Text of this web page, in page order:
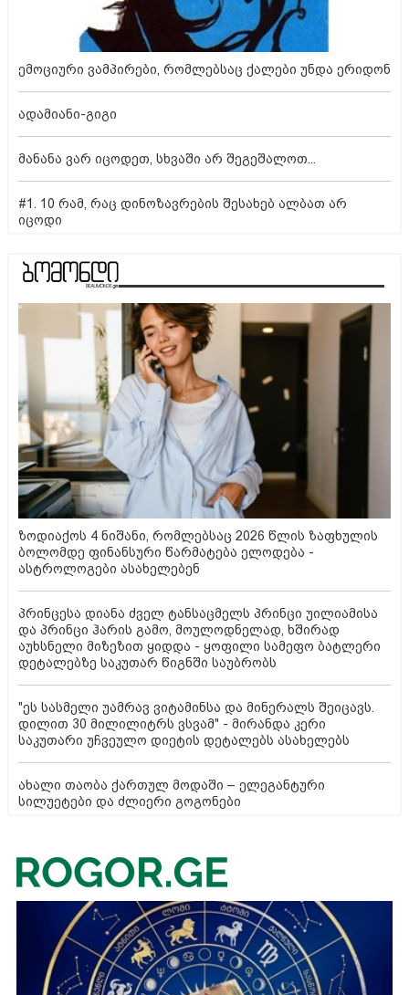
ემოციური ვამპირები, რომლებსაც ქალები უნდა ერიდონ
ადამიანი-გიგი
მანანა ვარ იცოდეთ, სხვაში არ შეგეშალოთ...
#1. 10 რამ, რაც დინოზავრების შესახებ ალბათ არ
იცოდი
ზოდიაქოს 4 ნიშანი, რომლებსაც 2026 წლის ზაფხულის
ბოლომდე ფინანსური წარმატება ელოდება -
ასტროლოგები ასახელებენ
პრინცესა დიანა ძველ ტანსაცმელს პრინცი უილიამისა
და პრინცი ჰარის გამო, მოულოდნელად, ხშირად
აუხსნელი მიზეზით ყიდდა - ყოფილი სამეფო ბატლერი
დეტალებზე საკუთარ წიგნში საუბრობს
"ეს სასმელი უამრავ ვიტამინსა და მინერალს შეიცავს.
დილით 30 მილილიტრს ვსვამ" - მირანდა კერი
საკუთარი უჩვეულო დიეტის დეტალებს ასახელებს
ახალი თაობა ქართულ მოდაში – ელეგანტური
სილუეტები და ძლიერი გოგონები